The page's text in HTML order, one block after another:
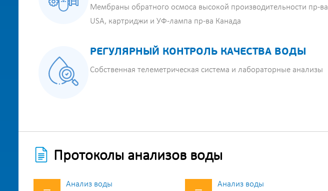
Мембраны обратного осмоса высокой производительности пр-ва
USA, картриджи и УФ-лампа пр-ва Канада
РЕГУЛЯРНЫЙ КОНТРОЛЬ КАЧЕСТВА ВОДЫ
Собственная телеметрическая система и лабораторные анализы
Протоколы анализов воды
Анализ воды Анализ воды